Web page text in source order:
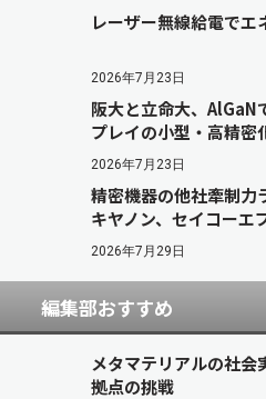
レーザー無線給電でエ
2026年7月23日
阪大と立命大、
プレイの小型・高精密
2026年7月23日
精密機器の他社牽制
キヤノン、セイコーエ
2026年7月29日
編集部おすすめ
メタマテリアルの社
拠点の挑戦